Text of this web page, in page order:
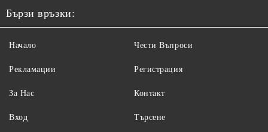
Бързи връзки:
Начало
Рекламации
За Нас
Вход
Чести Въпроси
Регистрация
Контакт
Търсене